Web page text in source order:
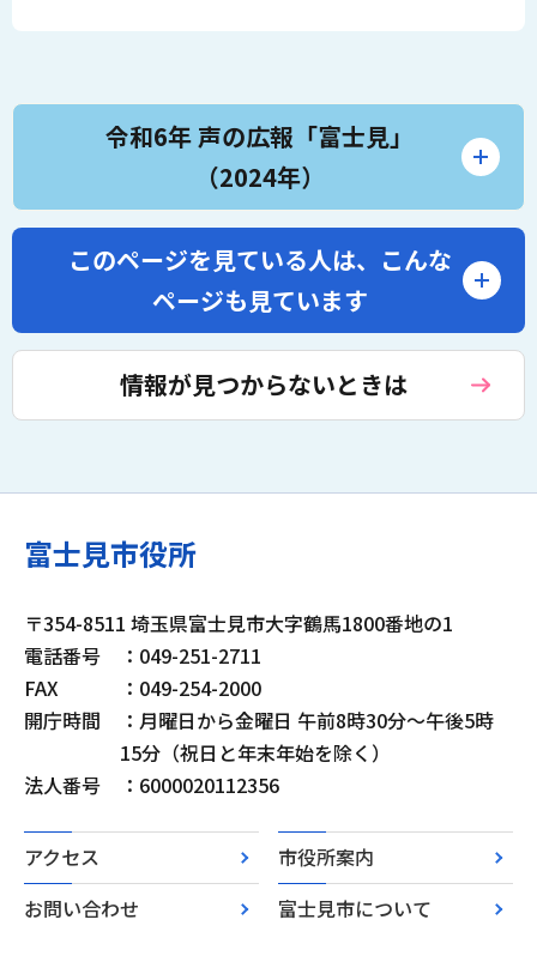
令和6年 声の広報「富士見」
（2024年）
このページを見ている人は、 こんな
ページも見ています
情報が見つからないときは
富士見市役所
〒354-8511 埼玉県富士見市大字鶴馬1800番地の1
電話番号
：049-251-2711
FAX
：049-254-2000
開庁時間
：月曜日から金曜日 午前8時30分～午後5時
15分（祝日と年末年始を除く）
法人番号
：6000020112356
アクセス
市役所案内
お問い合わせ
富士見市について